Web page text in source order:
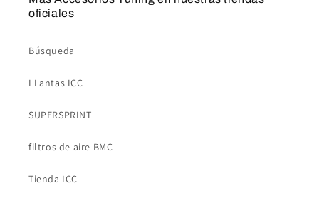
oficiales
Búsqueda
LLantas ICC
SUPERSPRINT
filtros de aire BMC
Tienda ICC